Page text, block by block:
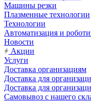
Машины резки
Плазменные технологии
Технологии
Автоматизация и
Новости
Акции
Услуги
Доставка организациям
Доставка для
Доставка для
Самовывоз с нашего